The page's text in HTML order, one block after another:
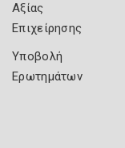
Αξίας
Επιχείρησης
Υποβολή
Ερωτημάτων